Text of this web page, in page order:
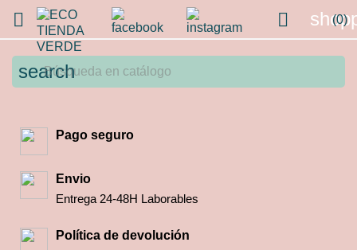
 (0)

search
Pago seguro
Envio
Entrega 24-48H Laborables
Política de devolución